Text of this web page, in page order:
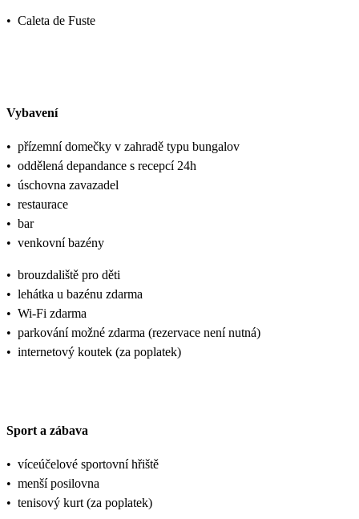
• Caleta de Fuste
Vybavení
• přízemní domečky v zahradě typu bungalov
• oddělená depandance s recepcí 24h
• úschovna zavazadel
• restaurace
• bar
• venkovní bazény
• brouzdaliště pro děti
• lehátka u bazénu zdarma
• Wi-Fi zdarma
• parkování možné zdarma (rezervace není nutná)
• internetový koutek (za poplatek)
Sport a zábava
• víceúčelové sportovní hřiště
• menší posilovna
• tenisový kurt (za poplatek)